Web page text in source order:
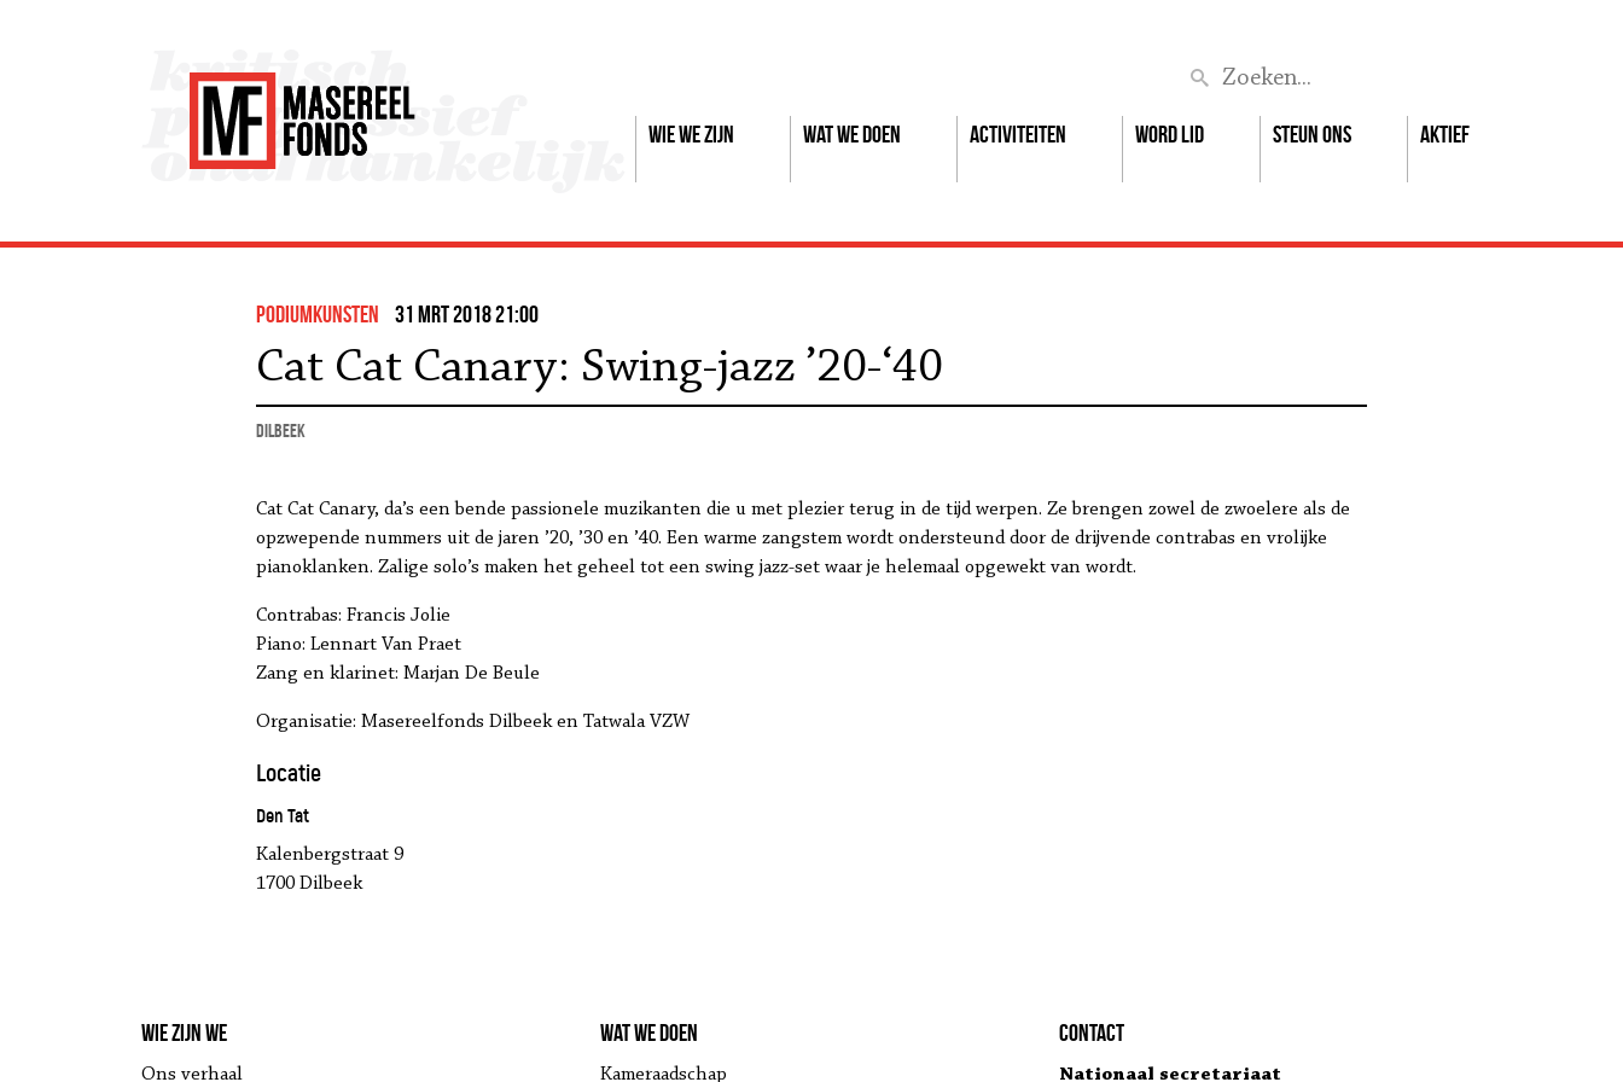
Wie we zijn Wat we doen Activiteiten Word lid Steun ons Aktief
podiumkunsten 31 mrt 2018 21:00
Cat Cat Canary: Swing-jazz ’20-‘40
Dilbeek
Cat Cat Canary, da’s een bende passionele muzikanten die u met plezier terug in de tijd werpen. Ze brengen zowel de zwoelere als de
opzwepende nummers uit de jaren ’20, ’30 en ’40. Een warme zangstem wordt ondersteund door de drijvende contrabas en vrolijke
pianoklanken. Zalige solo’s maken het geheel tot een swing jazz-set waar je helemaal opgewekt van wordt.
Contrabas: Francis Jolie
Piano: Lennart Van Praet
Zang en klarinet: Marjan De Beule
Organisatie: Masereelfonds Dilbeek en Tatwala VZW
Locatie
Den Tat
Kalenbergstraat 9
1700 Dilbeek
Wie zijn we
Ons verhaal
Wat we doen
Kameraadschap
Contact
Nationaal secretariaat